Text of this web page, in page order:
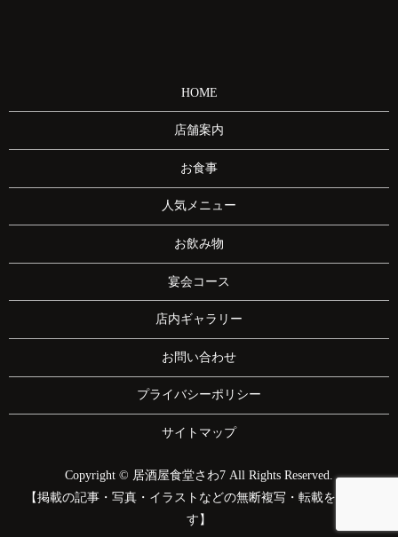
HOME
店舗案内
お食事
人気メニュー
お飲み物
宴会コース
店内ギャラリー
お問い合わせ
プライバシーポリシー
サイトマップ
Copyright © 居酒屋食堂さわ7 All Rights Reserved.
【掲載の記事・写真・イラストなどの無断複写・転載を禁じま
す】